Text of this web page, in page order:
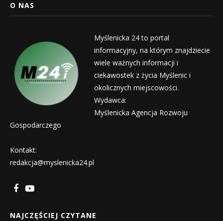
O NAS
Myślenicka 24 to portal
informacyjny, na którym znajdziecie
wiele ważnych informacji i
ciekawostek z życia Myślenic i
okolicznych miejscowości.
Wydawca:
Myślenicka Agencja Rozwoju
Gospodarczego
Kontakt:
redakcja@myslenicka24.pl
NAJCZĘŚCIEJ CZYTANE